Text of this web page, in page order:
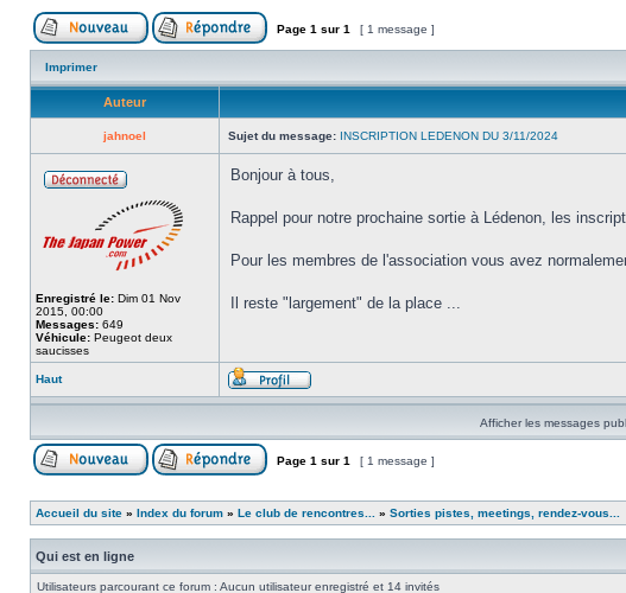
Page 1 sur 1 [ 1 message ]
Imprimer
Auteur
jahnoel Sujet du message: INSCRIPTION LEDENON DU 3/11/2024
Enregistré le: Dim 01 Nov
2015, 00:00
Messages: 649
Véhicule: Peugeot deux
saucisses
Bonjour à tous,
Rappel pour notre prochaine sortie à Lédenon, les
Pour les membres de l'association vous avez
Il reste "largement" de la place ...
Haut
Afficher les messages
Page 1 sur 1 [ 1 message ]
Accueil du site » Index du forum » Le club de rencontres... » Sorties pistes, meetings, rendez-vous...
Qui est en ligne
Utilisateurs parcourant ce forum : Aucun utilisateur enregistré et 14 invités